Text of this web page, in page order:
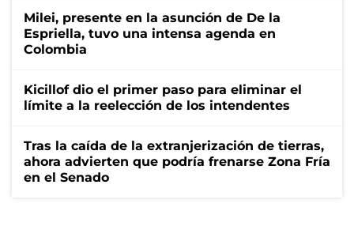
Milei, presente en la asunción de De la
Espriella, tuvo una intensa agenda en
Colombia
Kicillof dio el primer paso para eliminar el
límite a la reelección de los intendentes
Tras la caída de la extranjerización de tierras,
ahora advierten que podría frenarse Zona Fría
en el Senado